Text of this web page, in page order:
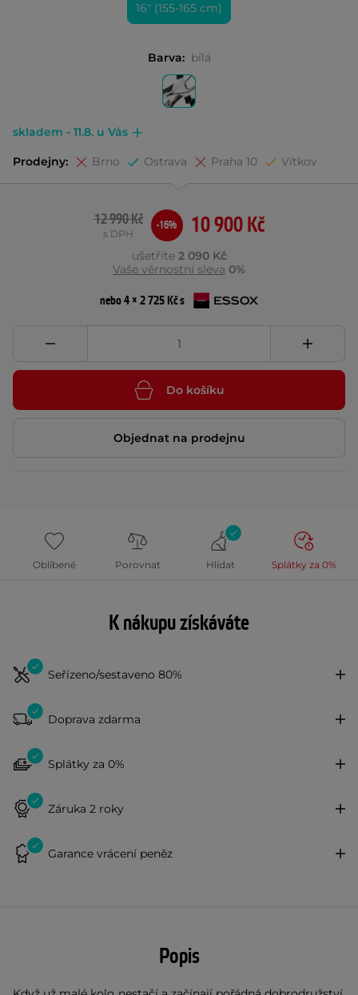
16" (155-165 cm)
Barva: bílá
skladem - 11.8. u Vás
Prodejny: Brno Ostrava Praha 10 Vítkov
10 900 Kč
12 990 Kč
s DPH
-16%
ušetříte 2 090 Kč
Vaše věrnostní sleva 0%
nebo 4 × 2 725 Kč s
Do košíku
Objednat na prodejnu
Oblíbené Porovnat Hlídat Splátky za 0%
K nákupu získáváte
Seřízeno/sestaveno 80%
Doprava zdarma
Splátky za 0%
Záruka 2 roky
Garance vrácení peněz
Popis